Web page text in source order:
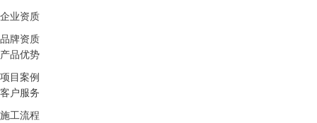
企业资质
品牌资质
产品优势
项目案例
客户服务
施工流程